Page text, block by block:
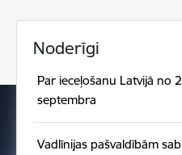
Noderīgi
Par ieceļošanu Latvijā no
septembra
Vadlīnijas pašvaldībām